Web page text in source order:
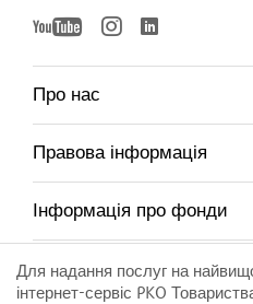
YouTube
otworzy
się
w
nowym
oknie
Instagram
się
oknie
Про нас
Правова інформація
Інформація про фонди
Корпоративний поядок
Для надання послуг на
інтернет-сервіс PKO